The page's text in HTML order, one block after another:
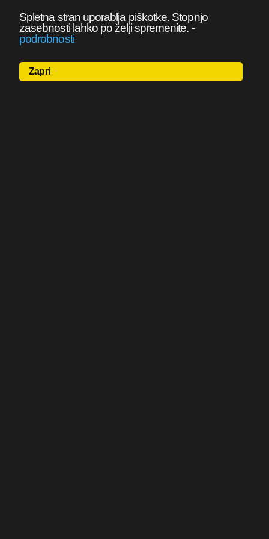
Spletna stran uporablja piškotke. Stopnjo
zasebnosti lahko po želji spremenite. -
podrobnosti
Zapri